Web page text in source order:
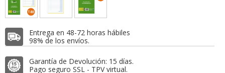
Entrega en 48-72 horas hábiles
98% de los envíos.
Garantía de Devolución: 15 días.
Pago seguro SSL - TPV virtual.